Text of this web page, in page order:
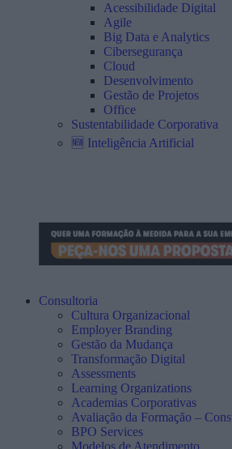
Acessibilidade Digital
Agile
Big Data e Analytics
Cibersegurança
Cloud
Desenvolvimento
Gestão de Projetos
Office
Sustentabilidade Corporativa
🆕 Inteligência Artificial
Consultoria
Cultura Organizacional
Employer Branding
Gestão da Mudança
Transformação Digital
Assessments
Learning Organizations
Academias Corporativas
Avaliação da Formação –
BPO Services
Modelos de Atendimento